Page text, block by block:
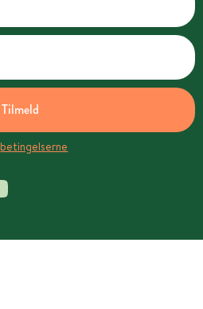
Tilmeld
betingelserne